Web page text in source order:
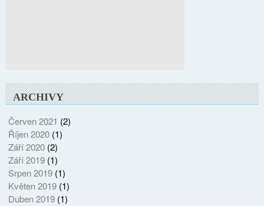
ARCHIVY
Červen 2021 (2)
Říjen 2020(1)
Září 2020(2)
Září 2019(1)
Srpen 2019(1)
Květen 2019(1)
Duben 2019(1)